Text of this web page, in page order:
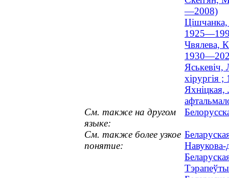
—2008)
Цішчанка,
Чвялева,
Яськевіч,
хірургія
Яхніцкая,
См. также на другом
языке:
См. также более узкое
понятие:
Навукова-